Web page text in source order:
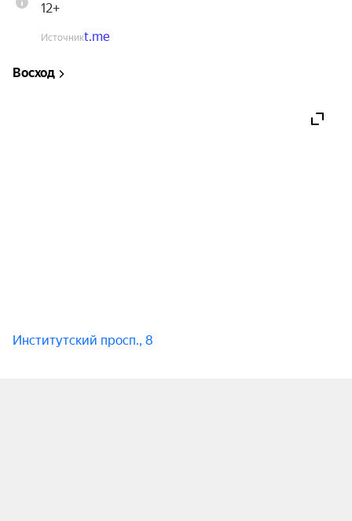
12+
Источникt.me
Восход
Институтский просп., 8